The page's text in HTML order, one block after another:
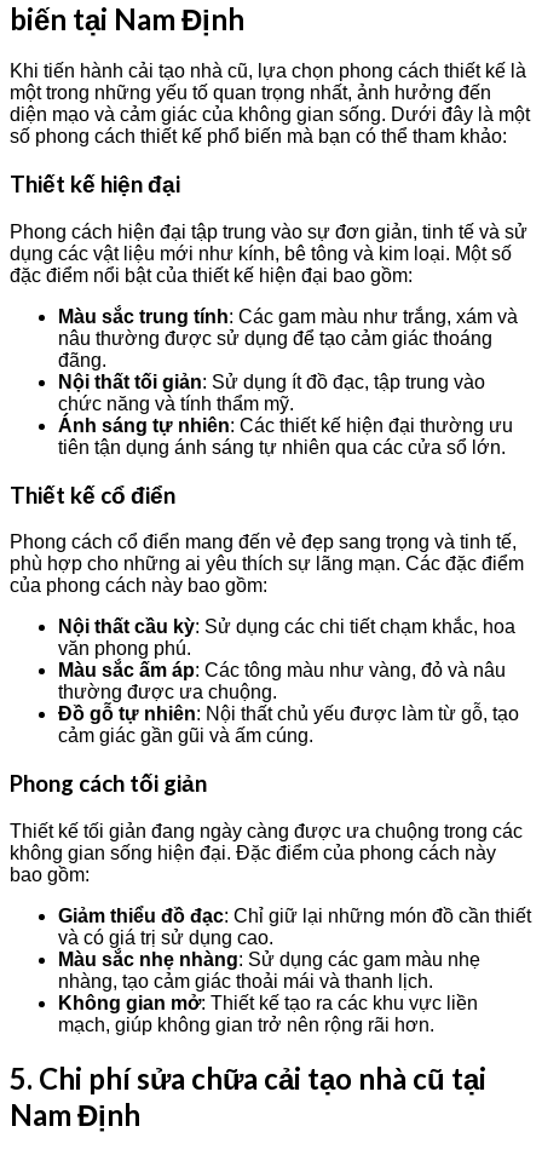
biến tại Nam Định
Khi tiến hành cải tạo nhà cũ, lựa chọn phong cách thiết kế là
một trong những yếu tố quan trọng nhất, ảnh hưởng đến
diện mạo và cảm giác của không gian sống. Dưới đây là một
số phong cách thiết kế phổ biến mà bạn có thể tham khảo:
Thiết kế hiện đại
Phong cách hiện đại tập trung vào sự đơn giản, tinh tế và sử
dụng các vật liệu mới như kính, bê tông và kim loại. Một số
đặc điểm nổi bật của thiết kế hiện đại bao gồm:
Màu sắc trung tính: Các gam màu như trắng, xám và
nâu thường được sử dụng để tạo cảm giác thoáng
đãng.
Nội thất tối giản: Sử dụng ít đồ đạc, tập trung vào
chức năng và tính thẩm mỹ.
Ánh sáng tự nhiên: Các thiết kế hiện đại thường ưu
tiên tận dụng ánh sáng tự nhiên qua các cửa sổ lớn.
Thiết kế cổ điển
Phong cách cổ điển mang đến vẻ đẹp sang trọng và tinh tế,
phù hợp cho những ai yêu thích sự lãng mạn. Các đặc điểm
của phong cách này bao gồm:
Nội thất cầu kỳ: Sử dụng các chi tiết chạm khắc, hoa
văn phong phú.
Màu sắc ấm áp: Các tông màu như vàng, đỏ và nâu
thường được ưa chuộng.
Đồ gỗ tự nhiên: Nội thất chủ yếu được làm từ gỗ, tạo
cảm giác gần gũi và ấm cúng.
Phong cách tối giản
Thiết kế tối giản đang ngày càng được ưa chuộng trong các
không gian sống hiện đại. Đặc điểm của phong cách này
bao gồm:
Giảm thiểu đồ đạc: Chỉ giữ lại những món đồ cần thiết
và có giá trị sử dụng cao.
Màu sắc nhẹ nhàng: Sử dụng các gam màu nhẹ
nhàng, tạo cảm giác thoải mái và thanh lịch.
Không gian mở: Thiết kế tạo ra các khu vực liền
mạch, giúp không gian trở nên rộng rãi hơn.
5. Chi phí sửa chữa cải tạo nhà cũ tại
Nam Định